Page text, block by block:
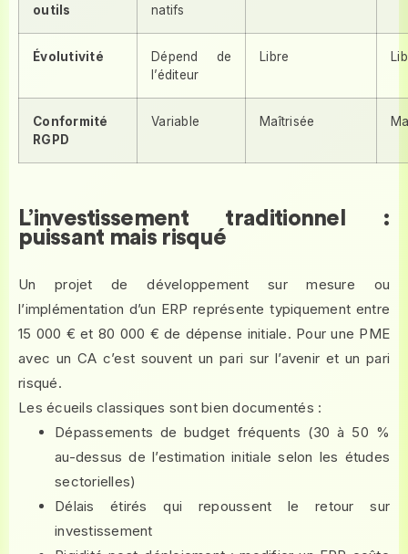
outils
natifs
Évolutivité
Dépend de
l’éditeur
Libre
Conformité
RGPD
Variable Maîtrisée
L’investissement traditionnel :
puissant mais risqué
Un projet de développement sur mesure ou
l’implémentation d’un ERP représente typiquement entre
15 000 € et 80 000 € de dépense initiale. Pour une PME
avec un CA c’est souvent un pari sur l’avenir et un pari
risqué.
Les écueils classiques sont bien documentés :
Dépassements de budget fréquents (30 à 50 %
au-dessus de l’estimation initiale selon les études
sectorielles)
Délais étirés qui repoussent le retour sur
investissement